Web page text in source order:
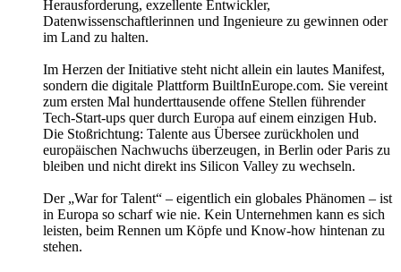
Herausforderung, exzellente Entwickler,
Datenwissenschaftlerinnen und Ingenieure zu gewinnen oder
im Land zu halten.
Im Herzen der Initiative steht nicht allein ein lautes Manifest,
sondern die digitale Plattform BuiltInEurope.com. Sie vereint
zum ersten Mal hunderttausende offene Stellen führender
Tech-Start-ups quer durch Europa auf einem einzigen Hub.
Die Stoßrichtung: Talente aus Übersee zurückholen und
europäischen Nachwuchs überzeugen, in Berlin oder Paris zu
bleiben und nicht direkt ins Silicon Valley zu wechseln.
Der „War for Talent“ – eigentlich ein globales Phänomen – ist
in Europa so scharf wie nie. Kein Unternehmen kann es sich
leisten, beim Rennen um Köpfe und Know-how hintenan zu
stehen.